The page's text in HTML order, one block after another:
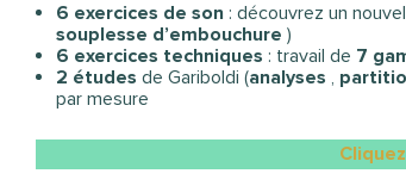
6 exercices de son : découvrez un
souplesse d’embouchure )
6 exercices techniques : travail de 7
2 études de Gariboldi (analyses ,
par mesure